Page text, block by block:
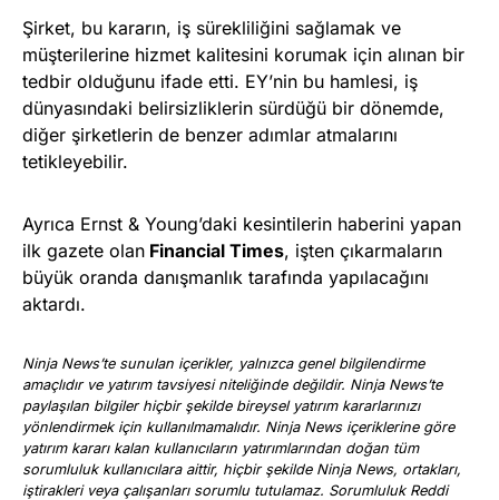
Şirket, bu kararın, iş sürekliliğini sağlamak ve
müşterilerine hizmet kalitesini korumak için alınan bir
tedbir olduğunu ifade etti. EY’nin bu hamlesi, iş
dünyasındaki belirsizliklerin sürdüğü bir dönemde,
diğer şirketlerin de benzer adımlar atmalarını
tetikleyebilir.
Ayrıca Ernst & Young’daki kesintilerin haberini yapan
ilk gazete olan Financial Times, işten çıkarmaların
büyük oranda danışmanlık tarafında yapılacağını
aktardı.
Ninja News’te sunulan içerikler, yalnızca genel bilgilendirme
amaçlıdır ve yatırım tavsiyesi niteliğinde değildir. Ninja News’te
paylaşılan bilgiler hiçbir şekilde bireysel yatırım kararlarınızı
yönlendirmek için kullanılmamalıdır. Ninja News içeriklerine göre
yatırım kararı kalan kullanıcıların yatırımlarından doğan tüm
sorumluluk kullanıcılara aittir, hiçbir şekilde Ninja News, ortakları,
iştirakleri veya çalışanları sorumlu tutulamaz. Sorumluluk Reddi